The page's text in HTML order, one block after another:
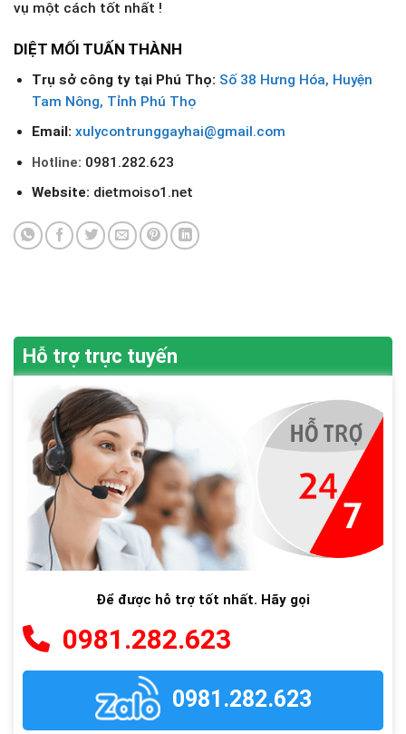
vụ một cách tốt nhất !
DIỆT MỐI TUẤN THÀNH
Trụ sở công ty tại Phú Thọ: Số 38 Hưng Hóa, Huyện
Tam Nông, Tỉnh Phú Thọ
Email: xulycontrunggayhai@gmail.com
Hotline: 0981.282.623
Website: dietmoiso1.net
Hỗ trợ trực tuyến
Để được hỗ trợ tốt nhất. Hãy gọi
0981.282.623
0981.282.623